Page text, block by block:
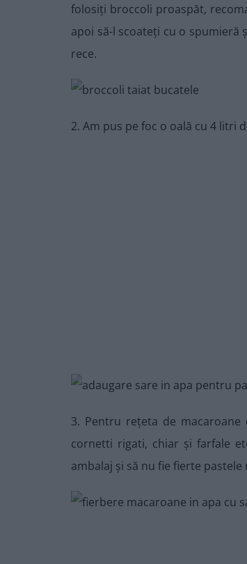
folosiți broccoli proaspăt,
apoi să-l scoateți cu o
rece.
2. Am pus pe foc o oală cu 4 litri
3. Pentru rețeta de
cornetti rigati, chiar și farfale
ambalaj și să nu fie fierte